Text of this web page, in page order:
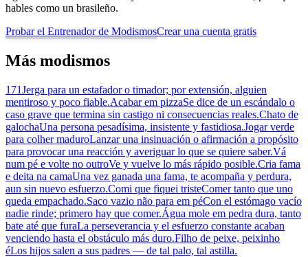
hables como un brasileño.
Probar el Entrenador de ModismosCrear una cuenta gratis
Más modismos
171Jerga para un estafador o timador; por extensión, alguien
mentiroso y poco fiable.Acabar em pizzaSe dice de un escándalo o
caso grave que termina sin castigo ni consecuencias reales.Chato de
galochaUna persona pesadísima, insistente y fastidiosa.Jogar verde
para colher maduroLanzar una insinuación o afirmación a propósito
para provocar una reacción y averiguar lo que se quiere saber.Vá
num pé e volte no outroVe y vuelve lo más rápido posible.Cria fama
e deita na camaUna vez ganada una fama, te acompaña y perdura,
aun sin nuevo esfuerzo.Comi que fiquei tristeComer tanto que uno
queda empachado.Saco vazio não para em péCon el estómago vacío
nadie rinde; primero hay que comer.Água mole em pedra dura, tanto
bate até que furaLa perseverancia y el esfuerzo constante acaban
venciendo hasta el obstáculo más duro.Filho de peixe, peixinho
éLos hijos salen a sus padres — de tal palo, tal astilla.